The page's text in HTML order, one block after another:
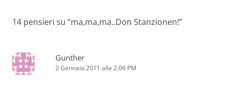
14 pensieri su “ma,ma,ma..Don Stanzionen!”
Gunther
2 Gennaio 2011 alle 2:06 PM